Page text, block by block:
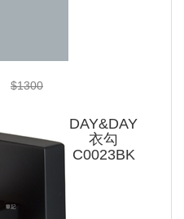
$1300
DAY&DAY
衣勾
C0023BK